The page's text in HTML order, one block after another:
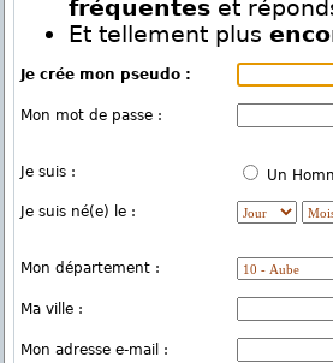
fréquentes et
Et tellement plus
Je crée mon pseudo :
Mon mot de passe :
Je suis : Un
Je suis né(e) le :
Mon département :
Ma ville :
Mon adresse e-mail :